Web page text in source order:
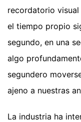
recordatorio
el tiempo propio
segundo, en una
algo
segundero
ajeno a nuestras
La industria ha